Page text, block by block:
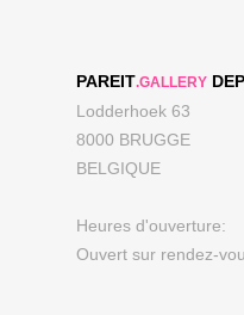
PAREIT.GALLERY
Lodderhoek 63
8000 BRUGGE
BELGIQUE
Heures d'ouverture:
Ouvert sur rendez-